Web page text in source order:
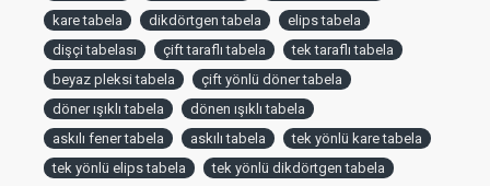
kare tabela
dikdörtgen tabela
elips tabela
dişçi tabelası
çift taraflı tabela
tek taraflı tabela
beyaz pleksi tabela
çift yönlü döner tabela
döner ışıklı tabela
dönen ışıklı tabela
askılı fener tabela
askılı tabela
tek yönlü kare tabela
tek yönlü elips tabela
tek yönlü dikdörtgen tabela